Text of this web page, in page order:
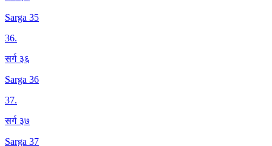
Sarga 35
36.
सर्ग ३६
Sarga 36
37.
सर्ग ३७
Sarga 37